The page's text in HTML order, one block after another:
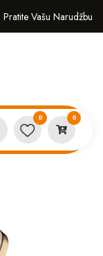
Pratite Vašu Narudžbu
0 0